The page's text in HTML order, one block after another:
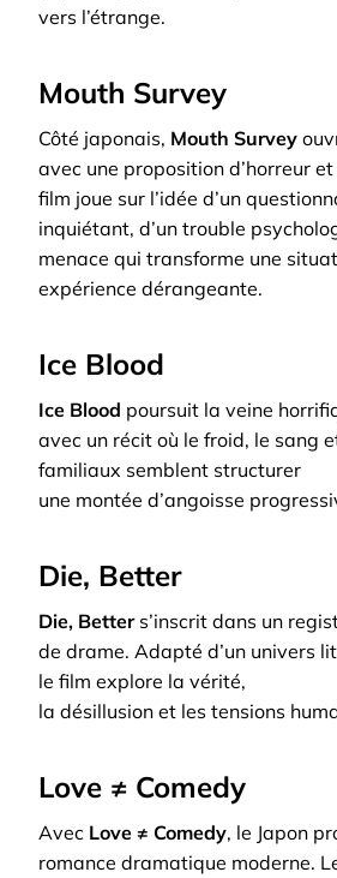
vers l’étrange.
Mouth Survey
Côté japonais, Mouth Survey
avec une proposition d’horreur
film joue sur l’idée d’un
inquiétant, d’un trouble
menace qui transforme une
expérience dérangeante.
Ice Blood
Ice Blood poursuit la veine
avec un récit où le froid, le sang
familiaux semblent structurer
une montée d’angoisse
Die, Better
Die, Betters’inscrit dans un
de drame. Adapté d’un univers
le film explore la vérité,
la désillusion et les tensions
Love ≠ Comedy
Avec Love ≠ Comedy, le Japon
romance dramatique moderne.